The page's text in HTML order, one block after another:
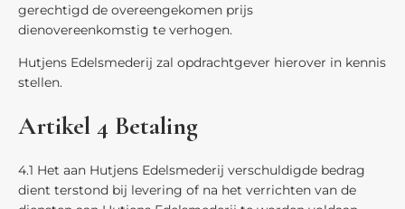
gerechtigd de overeengekomen prijs
dienovereenkomstig te verhogen.
Hutjens Edelsmederij zal opdrachtgever hierover in kennis
stellen.
Artikel 4 Betaling
4.1 Het aan Hutjens Edelsmederij verschuldigde bedrag
dient terstond bij levering of na het verrichten van de